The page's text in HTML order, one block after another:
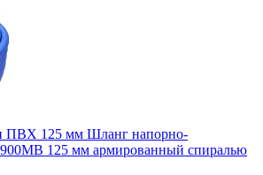
125 мм Шланг напорно-
125 мм армированный спиралью